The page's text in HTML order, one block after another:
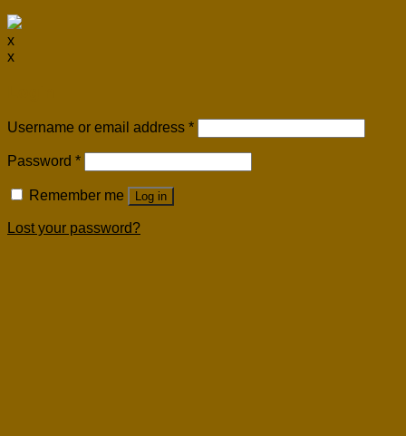
x
x
Username or email address *
Password *
Remember me Log in
Lost your password?